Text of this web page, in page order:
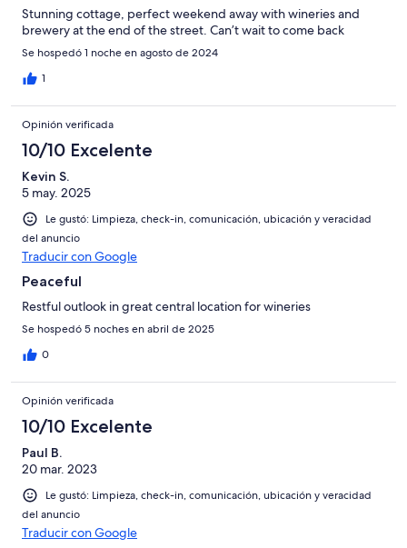
Stunning cottage, perfect weekend away with wineries and
brewery at the end of the street. Can’t wait to come back
Se hospedó 1 noche en agosto de 2024
1
Opinión verificada
10/10 Excelente
Kevin S.
5 may. 2025
Le gustó: Limpieza, check-in, comunicación, ubicación y veracidad
del anuncio
Traducir con Google
Peaceful
Restful outlook in great central location for wineries
Se hospedó 5 noches en abril de 2025
0
Opinión verificada
10/10 Excelente
Paul B.
20 mar. 2023
Le gustó: Limpieza, check-in, comunicación, ubicación y veracidad
del anuncio
Traducir con Google